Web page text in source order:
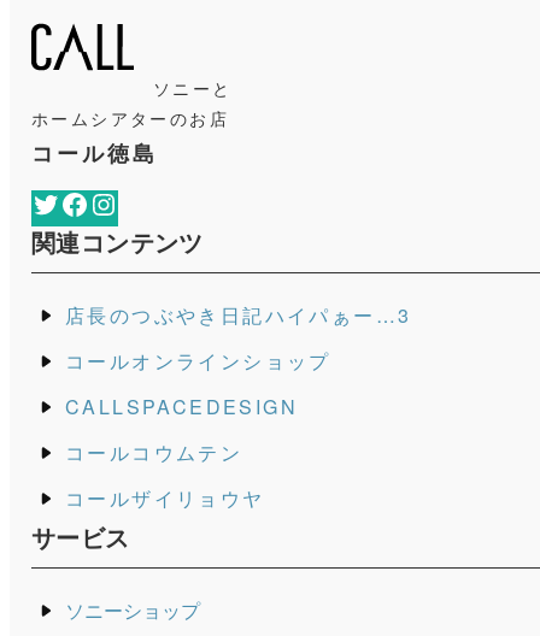
ソニーと
ホームシアターのお店
コール徳島
TwitterFacebook
関連コンテンツ
店長のつぶやき日記ハイパぁー…3
コールオンラインショップ
CALLSPACEDESIGN
コールコウムテン
コールザイリョウヤ
サービス
ソニーショップ